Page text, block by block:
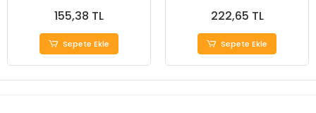
155,38 TL
Sepete Ekle
222,65 TL
Sepete Ekle